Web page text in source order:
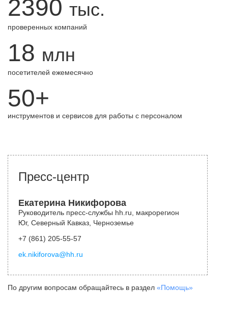
2390 тыс.
проверенных компаний
18 млн
посетителей ежемесячно
50+
инструментов и сервисов для работы с персоналом
Пресс-центр
Екатерина Никифорова
Руководитель пресс-службы hh.ru, макрорегион
Юг, Северный Кавказ, Черноземье
+7 (861) 205-55-57
ek.nikiforova@hh.ru
По другим вопросам обращайтесь в раздел «Помощь»